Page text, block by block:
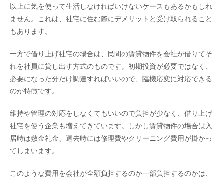
以上に気を使って生活しなければいけないケースもあるかもしれ
ません。これは、社宅に住む際にデメリットと受け取られること
もあります。
一方で借り上げ社宅の場合は、民間の賃貸物件を会社が借りてそ
れを社員に貸し出す方式のものです。初期投資が必要ではなく、
必要になった分だけ調達すればいいので、臨機応変に対応できる
のが特徴です。
維持や管理の対応をしなくてもいいので負担が少なく、借り上げ
社宅を使う企業も増えてきています。しかし賃貸物件の場合は入
居時は敷金礼金、退去時には修理費やクリーニング費用が掛かっ
てしまいます。
このような費用を会社が全額負担するのか一部負担するのかは、